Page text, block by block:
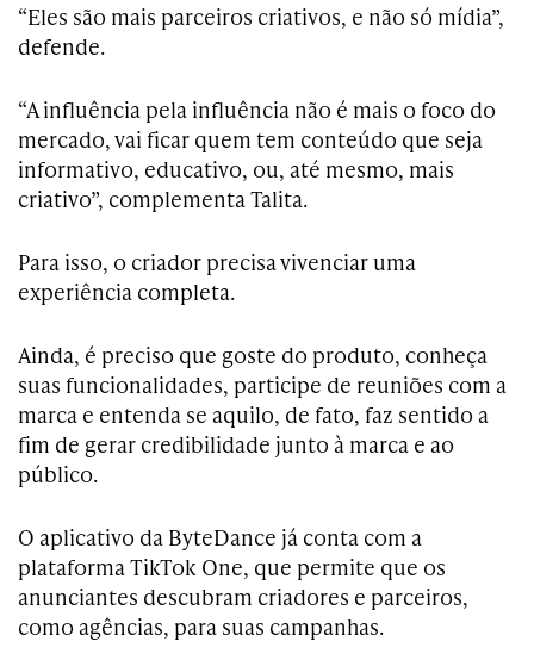
“Eles são mais parceiros criativos, e não só mídia”,
defende.
“A influência pela influência não é mais o foco do
mercado, vai ficar quem tem conteúdo que seja
informativo, educativo, ou, até mesmo, mais
criativo”, complementa Talita.
Para isso, o criador precisa vivenciar uma
experiência completa.
Ainda, é preciso que goste do produto, conheça
suas funcionalidades, participe de reuniões com a
marca e entenda se aquilo, de fato, faz sentido a
fim de gerar credibilidade junto à marca e ao
público.
O aplicativo da ByteDance já conta com a
plataforma TikTok One, que permite que os
anunciantes descubram criadores e parceiros,
como agências, para suas campanhas.